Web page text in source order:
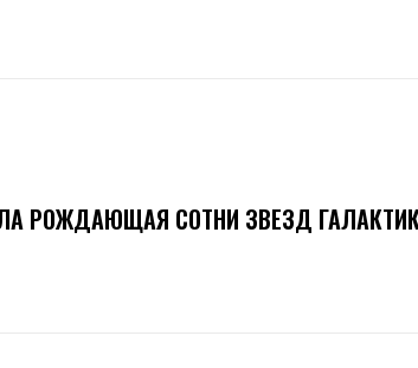
РОЖДАЮЩАЯ СОТНИ ЗВЕЗД